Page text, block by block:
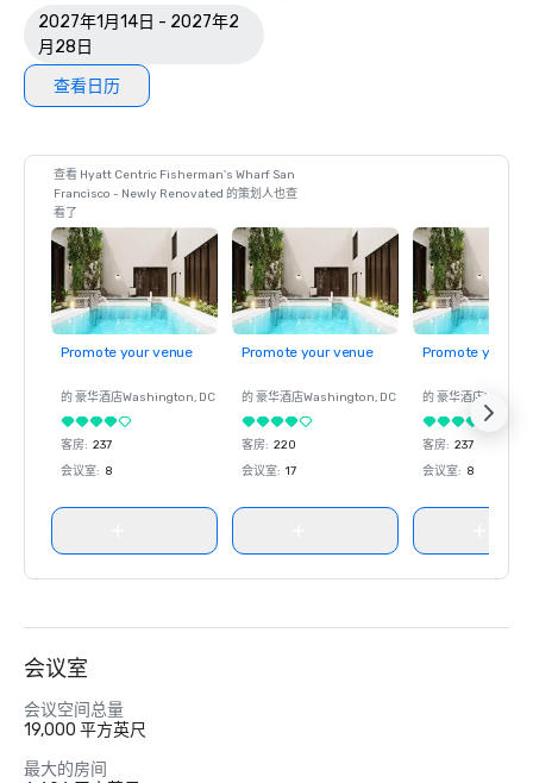
2027年1月14日 - 2027年2
月28日
查看日历
查看 Hyatt Centric Fisherman's Wharf San
Francisco - Newly Renovated 的策划人也查
看了
Promote your venue
的 豪华酒店Washington, DC
客房: 237
会议室: 8
Promote your venue
的 豪华酒店Washington, DC
客房: 220
会议室: 17
Promote your
的 豪华酒店
客房: 237
会议室: 8
会议室
会议空间总量
19,000 平方英尺
最大的房间